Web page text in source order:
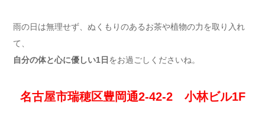
雨の日は無理せず、ぬくもりのあるお茶や植物の力を取り入れ
て、
自分の体と心に優しい1日 をお過ごしくださいね。
名古屋市瑞穂区豊岡通2-42-2 小林ビル1F